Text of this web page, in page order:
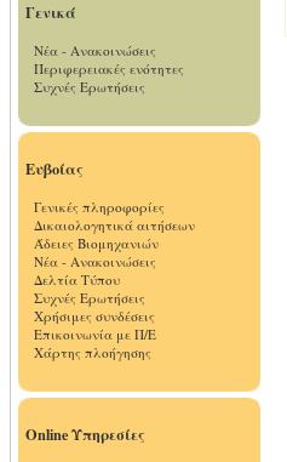
Γενικά
Νέα - Ανακοινώσεις
Περιφερειακές ενότητες
Συχνές Ερωτήσεις
Ευβοίας
Γενικές πληροφορίες
Δικαιολογητικά αιτήσεων
Άδειες Βιομηχανιών
Νέα - Ανακοινώσεις
Δελτία Τύπου
Συχνές Ερωτήσεις
Χρήσιμες συνδέσεις
Επικοινωνία με Π/Ε
Χάρτης πλοήγησης
Online Υπηρεσίες